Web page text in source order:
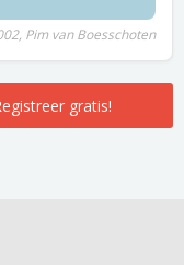
Pim van Boesschoten
gratis!